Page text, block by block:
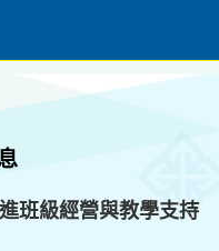
班級經營與教學支持